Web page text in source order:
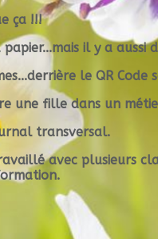
ça !!!
mais il y a aussi
le QR
une fille dans un
transversal.
avec plusieurs